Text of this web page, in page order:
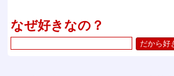
なぜ好きなの？